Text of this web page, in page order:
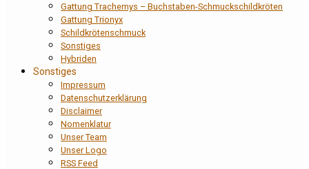
Gattung Trachemys – Buchstaben-Schmuckschildkröten
Gattung Trionyx
Schildkrötenschmuck
Sonstiges
Hybriden
Sonstiges
Impressum
Datenschutzerklärung
Disclaimer
Nomenklatur
Unser Team
Unser Logo
RSS Feed